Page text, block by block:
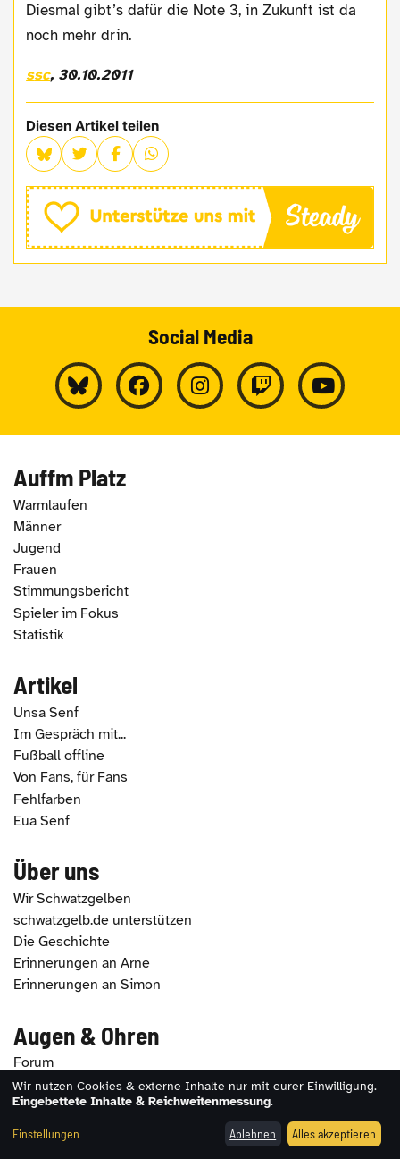
Diesmal gibt’s dafür die Note 3, in Zukunft ist da
noch mehr drin.
ssc, 30.10.2011
Diesen Artikel teilen
Social Media
Auffm Platz
Warmlaufen
Männer
Jugend
Frauen
Stimmungsbericht
Spieler im Fokus
Statistik
Artikel
Unsa Senf
Im Gespräch mit...
Fußball offline
Von Fans, für Fans
Fehlfarben
Eua Senf
Über uns
Wir Schwatzgelben
schwatzgelb.de unterstützen
Die Geschichte
Erinnerungen an Arne
Erinnerungen an Simon
Augen & Ohren
Forum
Fotos
Auffe Ohren
Wir nutzen Cookies & externe Inhalte nur mit eurer Einwilligung.
Eingebettete Inhalte & Reichweitenmessung.
Einstellungen Ablehnen Alles akzeptieren